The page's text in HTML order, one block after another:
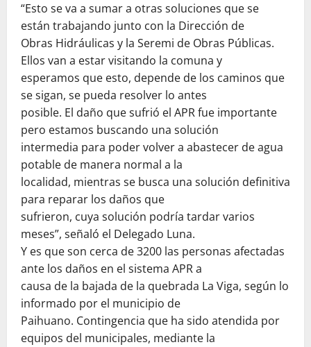
“Esto se va a sumar a otras soluciones que se
están trabajando junto con la Dirección de
Obras Hidráulicas y la Seremi de Obras Públicas.
Ellos van a estar visitando la comuna y
esperamos que esto, depende de los caminos que
se sigan, se pueda resolver lo antes
posible. El daño que sufrió el APR fue importante
pero estamos buscando una solución
intermedia para poder volver a abastecer de agua
potable de manera normal a la
localidad, mientras se busca una solución definitiva
para reparar los daños que
sufrieron, cuya solución podría tardar varios
meses”, señaló el Delegado Luna.
Y es que son cerca de 3200 las personas afectadas
ante los daños en el sistema APR a
causa de la bajada de la quebrada La Viga, según lo
informado por el municipio de
Paihuano. Contingencia que ha sido atendida por
equipos del municipales, mediante la